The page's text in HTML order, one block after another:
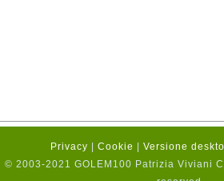
Privacy Cookie Versione
© 2003-2021 GOLEM100 Patrizia Viviani